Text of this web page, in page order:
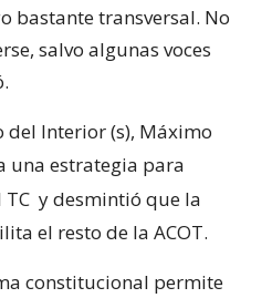
bastante transversal. No
salvo algunas voces
del Interior (s), Máximo
una estrategia para
TC y desmintió que la
el resto de la ACOT.
constitucional permite